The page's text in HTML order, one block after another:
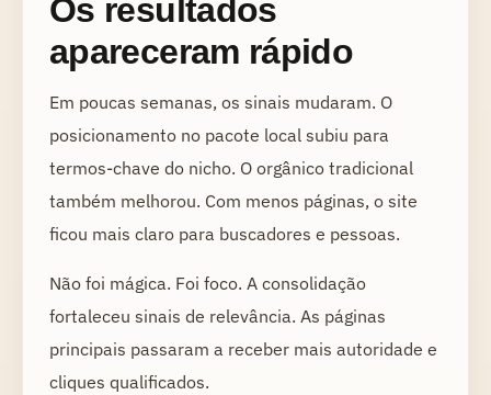
Os resultados
apareceram rápido
Em poucas semanas, os sinais mudaram. O
posicionamento no pacote local subiu para
termos-chave do nicho. O orgânico tradicional
também melhorou. Com menos páginas, o site
ficou mais claro para buscadores e pessoas.
Não foi mágica. Foi foco. A consolidação
fortaleceu sinais de relevância. As páginas
principais passaram a receber mais autoridade e
cliques qualificados.